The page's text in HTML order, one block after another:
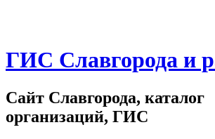
ГИС Славгорода и
Сайт Славгорода, каталог
организаций, ГИС